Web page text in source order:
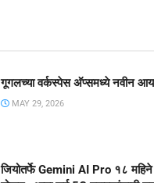
गूगलच्या वर्कस्पेस अ‍ॅप्समध्ये नवीन
MAY 29, 2026
जियोतर्फे Gemini AI Pro १८ महिने